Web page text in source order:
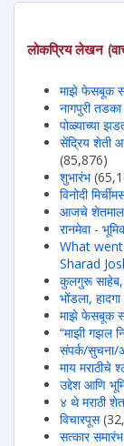
लोकप्रिय लेखन
माझे फेसबूक
नागपुरी
पोळ्याच्या
सेंद्रिय शेती
(85,876)
शुभारंभ
विनोदी
आजचे
रानमेवा -
What
Sharad
कुलगुरू साहेब,
भोंडला,
माझे फेसबूक
“माझी गझल
संपर्क/सुचना/
माय मराठीचे
उद्देश आणि
४ थे मराठी
विचारपूस
सत्कार समारंभ